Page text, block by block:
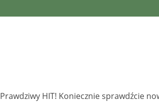
Prawdziwy HIT! Koniecznie sprawdźcie